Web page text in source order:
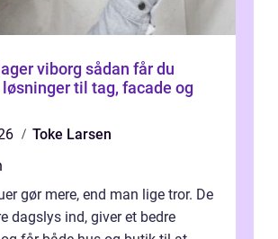
sådan får du
løsninger til tag, facade og
Toke Larsen
gør mere, end man lige tror. De
dagslys ind, giver et bedre